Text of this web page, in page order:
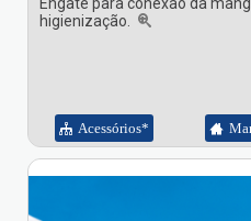
Engate para conexão da
higienização.
Acessórios*